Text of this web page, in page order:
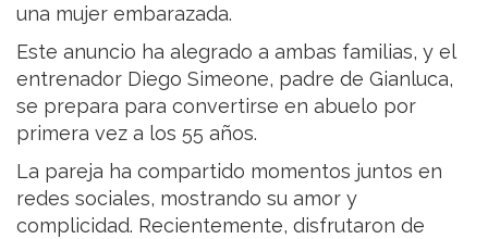
una mujer embarazada.
Este anuncio ha alegrado a ambas familias, y el
entrenador Diego Simeone, padre de Gianluca,
se prepara para convertirse en abuelo por
primera vez a los 55 años.
La pareja ha compartido momentos juntos en
redes sociales, mostrando su amor y
complicidad. Recientemente, disfrutaron de